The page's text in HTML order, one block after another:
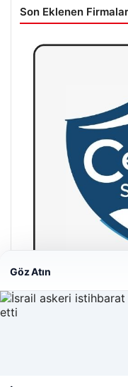
Son Eklenen Firmalar
Web sitemizi nasıl
Göz Atın